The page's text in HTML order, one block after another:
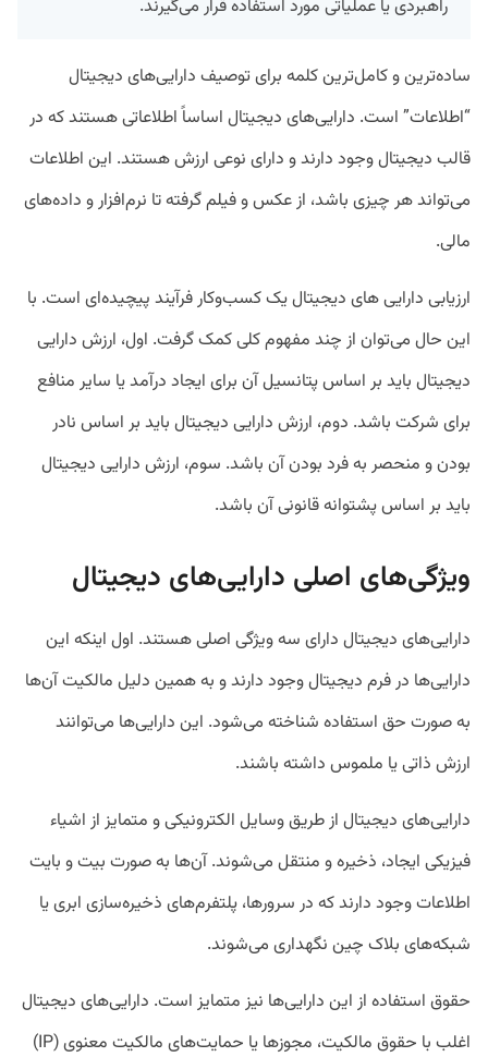
راهبردی یا عملیاتی مورد استفاده قرار می‌گیرند.
ساده‌ترین و کامل‌ترین کلمه برای توصیف دارایی‌های دیجیتال
“اطلاعات” است. دارایی‌های دیجیتال اساساً اطلاعاتی هستند که در
قالب دیجیتال وجود دارند و دارای نوعی ارزش هستند. این اطلاعات
می‌تواند هر چیزی باشد، از عکس و فیلم گرفته تا نرم‌افزار و داده‌های
مالی.
ارزیابی دارایی های دیجیتال یک کسب‌وکار فرآیند پیچیده‌ای است. با
این حال می‌توان از چند مفهوم کلی کمک گرفت. اول، ارزش دارایی
دیجیتال باید بر اساس پتانسیل آن برای ایجاد درآمد یا سایر منافع
برای شرکت باشد. دوم، ارزش دارایی دیجیتال باید بر اساس نادر
بودن و منحصر به فرد بودن آن باشد. سوم، ارزش دارایی دیجیتال
باید بر اساس پشتوانه قانونی آن باشد.
ویژگی‌های اصلی دارایی‌های دیجیتال
دارایی‌های دیجیتال دارای سه ویژگی اصلی هستند. اول اینکه این
دارایی‌ها در فرم دیجیتال وجود دارند و به همین دلیل مالکیت آن‌ها
به صورت حق استفاده شناخته می‌شود. این دارایی‌ها می‌توانند
ارزش ذاتی یا ملموس داشته باشند.
دارایی‌های دیجیتال از طریق وسایل الکترونیکی و متمایز از اشیاء
فیزیکی ایجاد، ذخیره و منتقل می‌شوند. آن‌ها به صورت بیت و بایت
اطلاعات وجود دارند که در سرور‌ها، پلتفرم‌های ذخیره‌سازی ابری یا
شبکه‌های بلاک چین نگهداری می‌شوند.
حقوق استفاده از این دارایی‌ها نیز متمایز است. دارایی‌های دیجیتال
اغلب با حقوق مالکیت، مجوز‌ها یا حمایت‌های مالکیت معنوی (IP)